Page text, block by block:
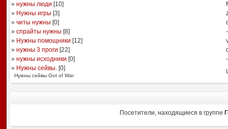
» нужны люди [10]
» Нужны игры [3]
» читы нужны [0]
» спрайты нужны [8]
» Нужны помощники [12]
» нужны 3 проги [22]
» нужны исходники [0]
» Нужны сейвы.[0]
Нужны сейвы Got of War
Посетители, находящиеся в группе